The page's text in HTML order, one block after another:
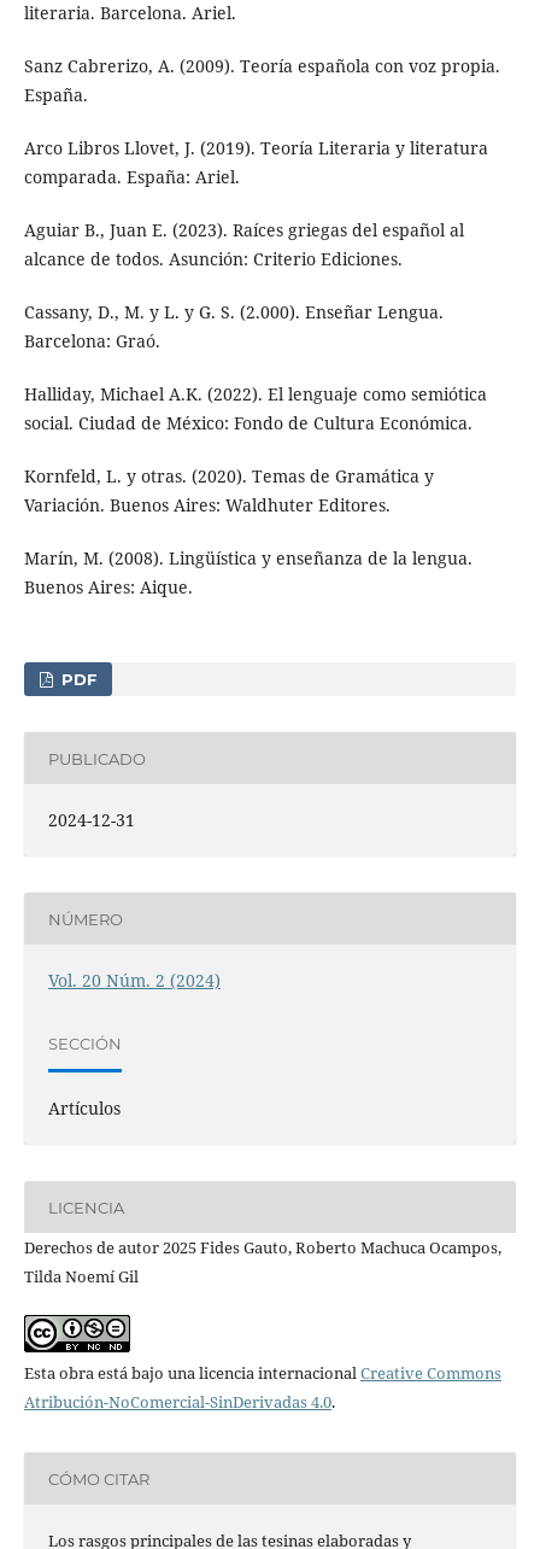
literaria. Barcelona. Ariel.
Sanz Cabrerizo, A. (2009). Teoría española con voz propia.
España.
Arco Libros Llovet, J. (2019). Teoría Literaria y literatura
comparada. España: Ariel.
Aguiar B., Juan E. (2023). Raíces griegas del español al
alcance de todos. Asunción: Criterio Ediciones.
Cassany, D., M. y L. y G. S. (2.000). Enseñar Lengua.
Barcelona: Graó.
Halliday, Michael A.K. (2022). El lenguaje como semiótica
social. Ciudad de México: Fondo de Cultura Económica.
Kornfeld, L. y otras. (2020). Temas de Gramática y
Variación. Buenos Aires: Waldhuter Editores.
Marín, M. (2008). Lingüística y enseñanza de la lengua.
Buenos Aires: Aique.
PDF
PUBLICADO
2024-12-31
NÚMERO
Vol. 20 Núm. 2 (2024)
SECCIÓN
Artículos
LICENCIA
Derechos de autor 2025 Fides Gauto, Roberto Machuca Ocampos,
Tilda Noemí Gil
Esta obra está bajo una licencia internacionalCreative Commons
Atribución-NoComercial-SinDerivadas 4.0.
CÓMO CITAR
Los rasgos principales de las tesinas elaboradas y